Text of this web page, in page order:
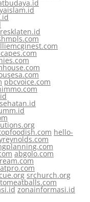
pbcvoice.com
hello-
abgolo.com
srchurch.org
zonainformasi.id